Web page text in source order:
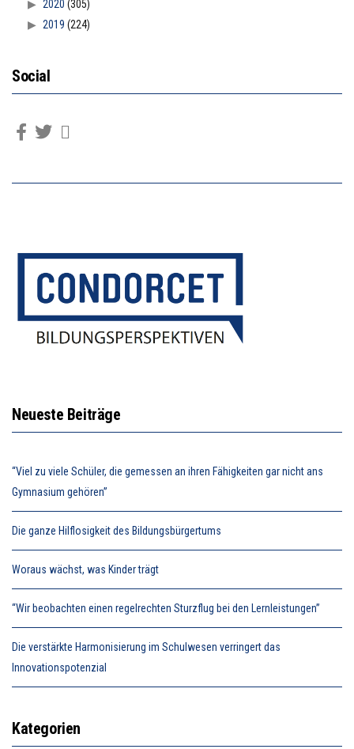
2020 (305)
2019 (224)
Social
Neueste Beiträge
“Viel zu viele Schüler, die gemessen an ihren Fähigkeiten gar nicht ans
Gymnasium gehören”
Die ganze Hilflosigkeit des Bildungsbürgertums
Woraus wächst, was Kinder trägt
“Wir beobachten einen regelrechten Sturzflug bei den Lernleistungen”
Die verstärkte Harmonisierung im Schulwesen verringert das
Innovationspotenzial
Kategorien